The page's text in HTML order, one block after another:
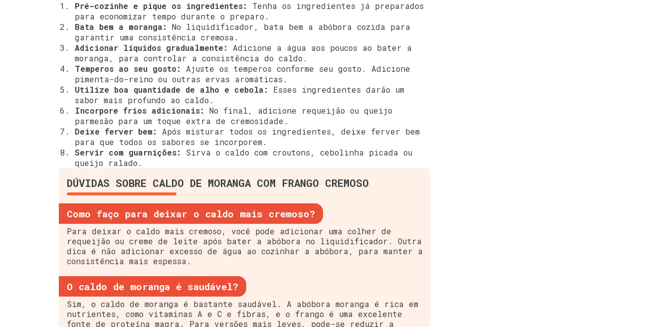
Pré-cozinhe e pique os ingredientes:
Tenha os ingredientes já preparados
para economizar tempo durante o preparo.
Bata bem a moranga:
No liquidificador, bata bem a abóbora cozida para
garantir uma consistência cremosa.
Adicionar líquidos gradualmente:
Adicione a água aos poucos ao bater a
moranga, para controlar a consistência do caldo.
Temperos ao seu gosto:
Ajuste os temperos conforme seu gosto. Adicione
pimenta-do-reino ou outras ervas aromáticas.
Utilize boa quantidade de alho e cebola:
Esses ingredientes darão um
sabor mais profundo ao caldo.
Incorpore frios adicionais:
No final, adicione requeijão ou queijo
parmesão para um toque extra de cremosidade.
Deixe ferver bem:
Após misturar todos os ingredientes, deixe ferver bem
para que todos os sabores se incorporem.
Servir com guarnições:
Sirva o caldo com croutons, cebolinha picada ou
queijo ralado.
DÚVIDAS SOBRE CALDO DE MORANGA COM FRANGO CREMOSO
Como faço para deixar o caldo mais cremoso?
Para deixar o caldo mais cremoso, você pode adicionar uma colher de
requeijão ou creme de leite após bater a abóbora no liquidificador. Outra
dica é não adicionar excesso de água ao cozinhar a abóbora, para manter a
consistência mais espessa.
O caldo de moranga é saudável?
Sim, o caldo de moranga é bastante saudável. A abóbora moranga é rica em
nutrientes, como vitaminas A e C e fibras, e o frango é uma excelente
fonte de proteína magra. Para versões mais leves, pode-se reduzir a